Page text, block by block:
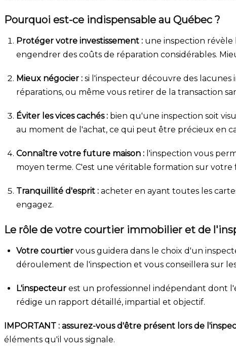
Pourquoi est-ce indispensable au Québec ?
Protéger votre investissement : une inspection
engendrer des coûts de réparation considérables.
Mieux négocier : si l'inspecteur découvre des lacunes
réparations, ou même vous retirer de la transaction
Éviter les vices cachés : bien qu'une inspection soit
au moment de l'achat, ce qui peut être précieux en
Connaître votre future maison : l'inspection vous
moyen terme. C'est une véritable formation sur votre
Tranquillité d'esprit : acheter en ayant toutes les
engagez.
Le rôle de votre courtier immobilier et de
Votre courtier vous guidera dans le choix d'un
déroulement de l'inspection et vous conseillera sur
L'inspecteur est un professionnel indépendant dont
rédige un rapport détaillé, impartial et objectif.
IMPORTANT : assurez-vous d'être présent lors de
éléments qu'il vous signale.